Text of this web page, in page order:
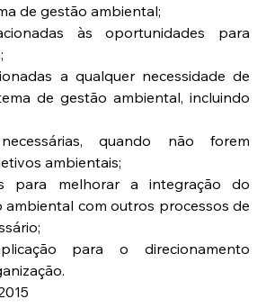
de gestão ambiental;
às oportunidades para
a qualquer necessidade de
de gestão ambiental, incluindo
quando não forem
ambientais;
para melhorar a integração do
ambiental com outros processos de
para o direcionamento